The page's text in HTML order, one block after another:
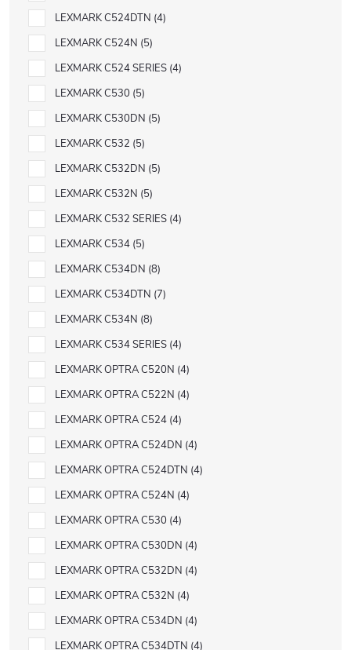
LEXMARK C524DTN 4
LEXMARK C524N 5
LEXMARK C524 SERIES 4
LEXMARK C530 5
LEXMARK C530DN 5
LEXMARK C532 5
LEXMARK C532DN 5
LEXMARK C532N 5
LEXMARK C532 SERIES 4
LEXMARK C534 5
LEXMARK C534DN 8
LEXMARK C534DTN 7
LEXMARK C534N 8
LEXMARK C534 SERIES 4
LEXMARK OPTRA C520N 4
LEXMARK OPTRA C522N 4
LEXMARK OPTRA C524 4
LEXMARK OPTRA C524DN 4
LEXMARK OPTRA C524DTN 4
LEXMARK OPTRA C524N 4
LEXMARK OPTRA C530 4
LEXMARK OPTRA C530DN 4
LEXMARK OPTRA C532DN 4
LEXMARK OPTRA C532N 4
LEXMARK OPTRA C534DN 4
LEXMARK OPTRA C534DTN 4